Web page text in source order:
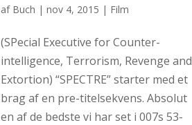
af Buch |nov 4, 2015 | Film
(SPecial Executive for Counter-
intelligence, Terrorism, Revenge and
Extortion) “SPECTRE” starter med et
brag af en pre-titelsekvens. Absolut
en af de bedste vi har set i 007s 53-